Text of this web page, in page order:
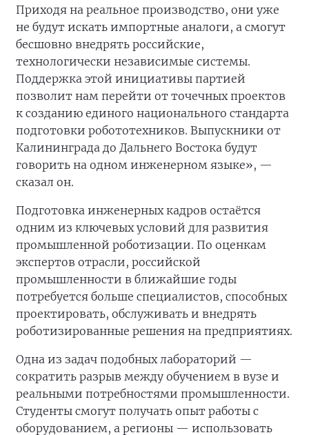
Приходя на реальное производство, они уже
не будут искать импортные аналоги, а смогут
бесшовно внедрять российские,
технологически независимые системы.
Поддержка этой инициативы партией
позволит нам перейти от точечных проектов
к созданию единого национального стандарта
подготовки робототехников. Выпускники от
Калининграда до Дальнего Востока будут
говорить на одном инженерном языке», —
сказал он.
Подготовка инженерных кадров остаётся
одним из ключевых условий для развития
промышленной роботизации. По оценкам
экспертов отрасли, российской
промышленности в ближайшие годы
потребуется больше специалистов, способных
проектировать, обслуживать и внедрять
роботизированные решения на предприятиях.
Одна из задач подобных лабораторий —
сократить разрыв между обучением в вузе и
реальными потребностями промышленности.
Студенты смогут получать опыт работы с
оборудованием, а регионы — использовать